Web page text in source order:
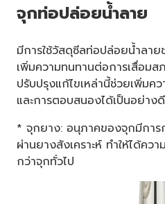
จุกท่อปล่อยน้ำลาย
มีการใช้วัสดุซีลท่อปล่อยน้ำลา
เพิ่มความทนทานต่อการเสื่อมส
ปรับปรุงแก้ไขเหล่านี้ช่วยเพิ่มค
และการตอบสนองได้เป็นอย่างดี
* จุกยาง: อนุภาคของจุกมีการ
ผ่านยางสังเคราะห์ ทำให้ได้ค
กว่าจุกทั่วไป